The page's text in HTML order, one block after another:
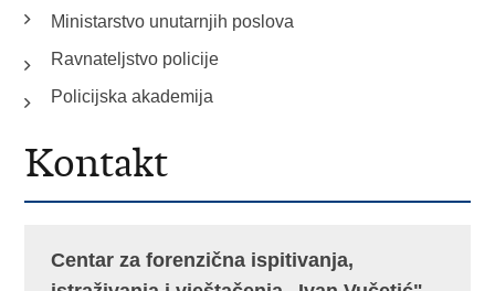
Ministarstvo unutarnjih poslova
Ravnateljstvo policije
Policijska akademija
Kontakt
Centar za forenzična ispitivanja,